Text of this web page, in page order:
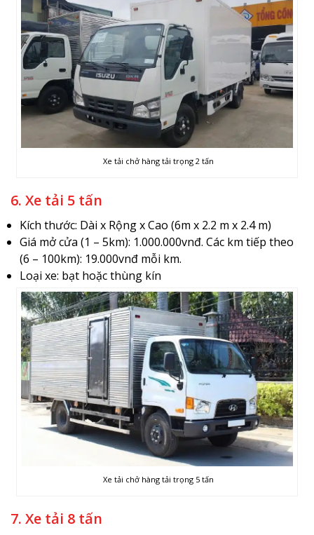
Xe tải chở hàng tải trọng 2 tấn
6. Xe tải 5 tấn
Kích thước: Dài x Rộng x Cao (6m x 2.2 m x 2.4 m)
Giá mở cửa (1 – 5km): 1.000.000vnđ. Các km tiếp theo
(6 – 100km): 19.000vnđ mỗi km.
Loại xe: bạt hoặc thùng kín
Xe tải chở hàng tải trọng 5 tấn
7. Xe tải 8 tấn